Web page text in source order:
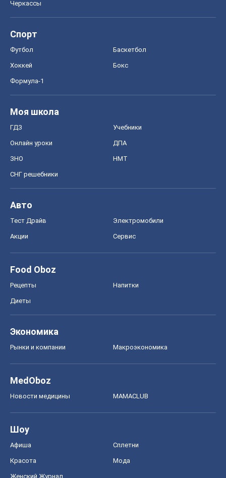
Черкассы
Спорт
Футбол Баскетбол
Хоккей Бокс
Формула-1
Моя школа
ГДЗ Учебники
Онлайн уроки ДПА
ЗНО НМТ
СНГ решебники
Авто
Тест Драйв Электромобили
Акции Сервис
Food Oboz
Рецепты Напитки
Диеты
Экономика
Рынки и компании Mакроэкономика
MedOboz
Новости медицины MAMACLUB
Шоу
Афиша Сплетни
Красота Мода
Женский Журнал